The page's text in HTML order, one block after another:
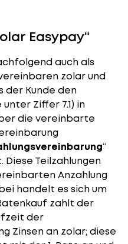
Easypay“
auch als
zolar und
der Kunde den
Ziffer 7.1) in
die vereinbarte
“
Teilzahlungen
Anzahlung
handelt es sich um
zahlt der
der
Zinsen an zolar; diese